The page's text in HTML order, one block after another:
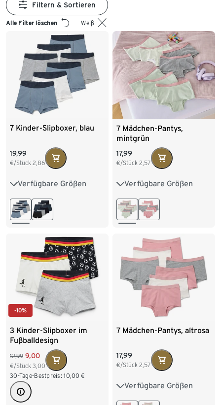
Alle Filter löschen Weiß
Filtern & Sortieren
7 Kinder-Slipboxer, blau
19,99
€/Stück 2,86
Verfügbare Größen
122/128 134/140
146/152
7 Mädchen-Pantys,
mintgrün
17,99
€/Stück 2,57
Verfügbare Größen
122/128 134/140
146/152
-10%
3 Kinder-Slipboxer im
Fußballdesign
12,99 9,00
€/Stück 3,00
30-Tage-Bestpreis: 10,00 €
7 Mädchen-Pantys, altrosa
17,99
€/Stück 2,57
Verfügbare Größen
122/128 134/140